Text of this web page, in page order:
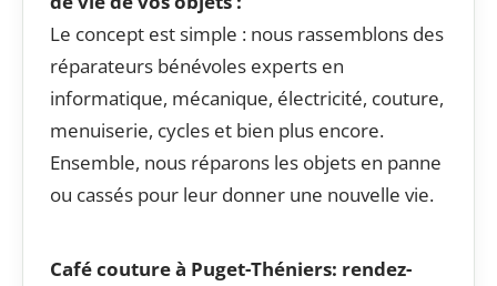
Le concept est simple : nous rassemblons des
réparateurs bénévoles experts en
informatique, mécanique, électricité, couture,
menuiserie, cycles et bien plus encore.
Ensemble, nous réparons les objets en panne
ou cassés pour leur donner une nouvelle vie.
Café couture à Puget-Théniers: rendez-